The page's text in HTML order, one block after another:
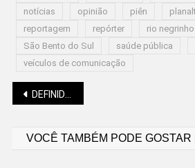
notícias
opinião piên
reportagem
repórter rio negrinho
São Bento do Sul
saúde pública
veículos de comunicação
DEFINIDOS OS CAMPEÕES DO MOLEQUE BOM DE BOLA
VOCÊ TAMBÉM PODE GOSTAR